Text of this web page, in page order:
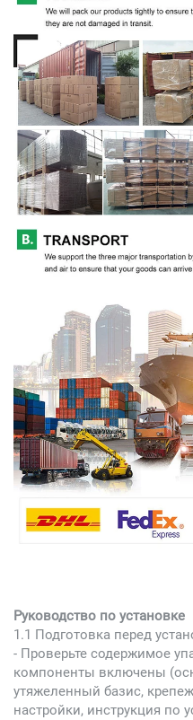
Руководство по установке
1.1 Подготовка перед
- Проверьте содержимое
компоненты включены
утяжеленный базис,
настройки, инструкция по